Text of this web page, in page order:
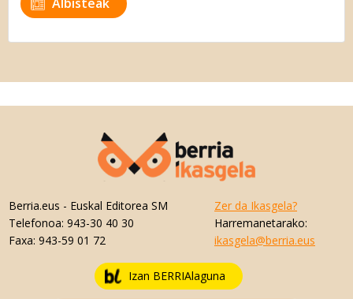
Berria.eus - Euskal Editorea SM
Telefonoa: 943-30 40 30
Faxa: 943-59 01 72
Zer da Ikasgela?
Harremanetarako:
ikasgela@berria.eus
Izan BERRIAlaguna